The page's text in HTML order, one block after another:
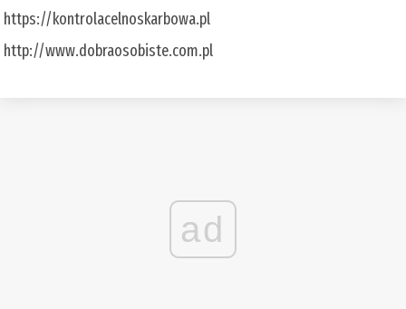
https://kontrolacelnoskarbowa.pl
http://www.dobraosobiste.com.pl
ad